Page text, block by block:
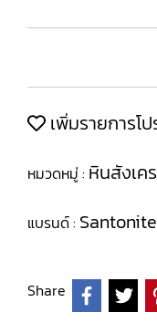
เพิ่มรายการโ
หมวดหมู่ : หินสังเค
แบรนด์ : Santonite
Share